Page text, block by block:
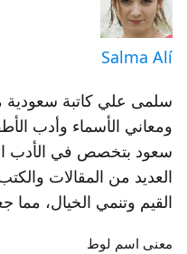
Salma Alí
سلمى علي كاتبة
ومعاني الأسماء وأدب
سعود بتخصص في الأدب
العديد من المقالات
القيم وتنمي الخيال، مما
معنى اسم لوط